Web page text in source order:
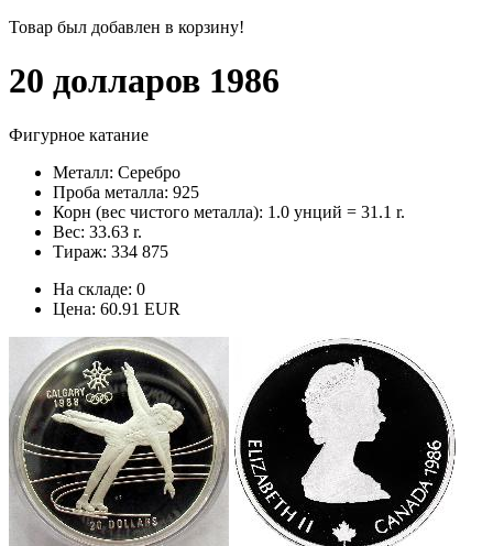
Товар был добавлен в корзину!
20 долларов 1986
Фигурное катание
Металл: Серебро
Проба металла: 925
Корн (вес чистого металла): 1.0 унций = 31.1 r.
Вес: 33.63 r.
Тираж: 334 875
На складе: 0
Цена: 60.91 EUR